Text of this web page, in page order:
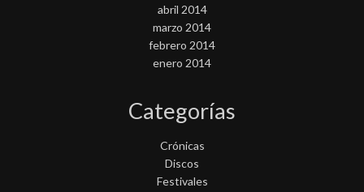
abril 2014
marzo 2014
febrero 2014
enero 2014
Categorías
Crónicas
Discos
Festivales